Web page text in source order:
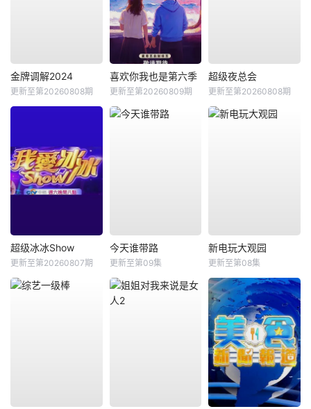
金牌调解2024
更新至第20260808期
喜欢你我也是第六季
更新至第20260809期
超级夜总会
更新至第20260808期
超级冰冰Show
更新至第20260807期
今天谁带路
更新至第09集
新电玩大观园
更新至第08集